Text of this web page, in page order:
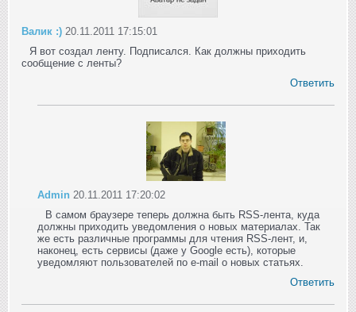
Валик :) 20.11.2011 17:15:01
Я вот создал ленту. Подписался. Как должны приходить
сообщение с ленты?
Ответить
Admin 20.11.2011 17:20:02
В самом браузере теперь должна быть RSS-лента, куда
должны приходить уведомления о новых материалах. Так
же есть различные программы для чтения RSS-лент, и,
наконец, есть сервисы (даже у Google есть), которые
уведомляют пользователей по e-mail о новых статьях.
Ответить